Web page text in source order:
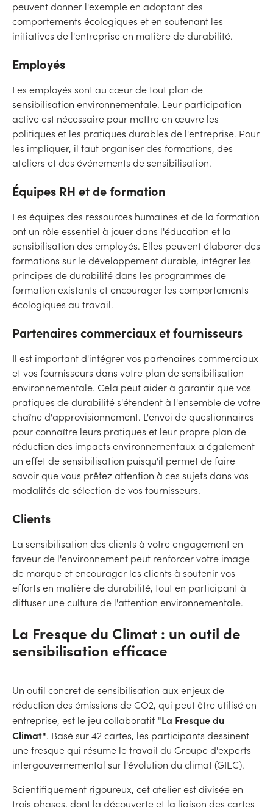
peuvent donner l'exemple en adoptant des
comportements écologiques et en soutenant les
initiatives de l'entreprise en matière de durabilité.
Employés
Les employés sont au cœur de tout plan de
sensibilisation environnementale. Leur participation
active est nécessaire pour mettre en œuvre les
politiques et les pratiques durables de l'entreprise. Pour
les impliquer, il faut organiser des formations, des
ateliers et des événements de sensibilisation.
Équipes RH et de formation
Les équipes des ressources humaines et de la formation
ont un rôle essentiel à jouer dans l'éducation et la
sensibilisation des employés. Elles peuvent élaborer des
formations sur le développement durable, intégrer les
principes de durabilité dans les programmes de
formation existants et encourager les comportements
écologiques au travail.
Partenaires commerciaux et fournisseurs
Il est important d'intégrer vos partenaires commerciaux
et vos fournisseurs dans votre plan de sensibilisation
environnementale. Cela peut aider à garantir que vos
pratiques de durabilité s'étendent à l'ensemble de votre
chaîne d'approvisionnement. L'envoi de questionnaires
pour connaître leurs pratiques et leur propre plan de
réduction des impacts environnementaux a également
un effet de sensibilisation puisqu'il permet de faire
savoir que vous prêtez attention à ces sujets dans vos
modalités de sélection de vos fournisseurs.
Clients
La sensibilisation des clients à votre engagement en
faveur de l'environnement peut renforcer votre image
de marque et encourager les clients à soutenir vos
efforts en matière de durabilité, tout en participant à
diffuser une culture de l'attention environnementale.
La Fresque du Climat : un outil de
sensibilisation efficace
Un outil concret de sensibilisation aux enjeux de
réduction des émissions de CO2, qui peut être utilisé en
entreprise, est le jeu collaboratif"La Fresque du
Climat". Basé sur 42 cartes, les participants dessinent
une fresque qui résume le travail du Groupe d'experts
intergouvernemental sur l'évolution du climat (GIEC).
Scientifiquement rigoureux, cet atelier est divisée en
trois phases, dont la découverte et la liaison des cartes